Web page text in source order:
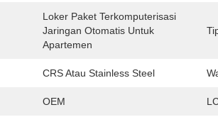
Loker Paket Terkomputerisasi
Jaringan Otomatis Untuk
Apartemen
CRS Atau Stainless Steel
OEM